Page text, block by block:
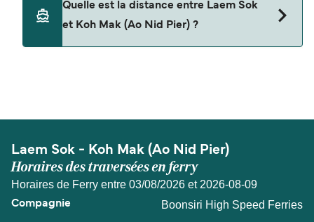
bord du ferry. Vous aurez peut-être besoin d'un
passeport pour animaux et d'autres documents.
Vous pouvez actuellement emmener des
Quelle est la distance entre Laem Sok
et Koh Mak (Ao Nid Pier) ?
Laem Sok - Koh Mak (Ao Nid Pier)
Horaires des traversées en ferry
Horaires de Ferry entre 03/08/2026 et 2026-08-09
Boonsiri High Speed Ferries